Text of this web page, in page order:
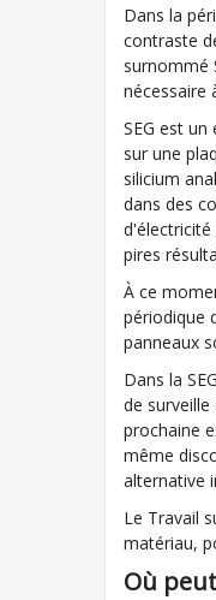
Dans la
contraste
surnommé
nécessaire
SEG est
sur une
silicium
dans des
pires
À ce
périodique
panneaux
Dans la
de
prochaine
même
alternative
Le Travail
matériau,
Où